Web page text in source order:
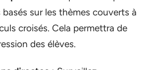
sur les thèmes couverts à
croisés. Cela permettra de
des élèves.